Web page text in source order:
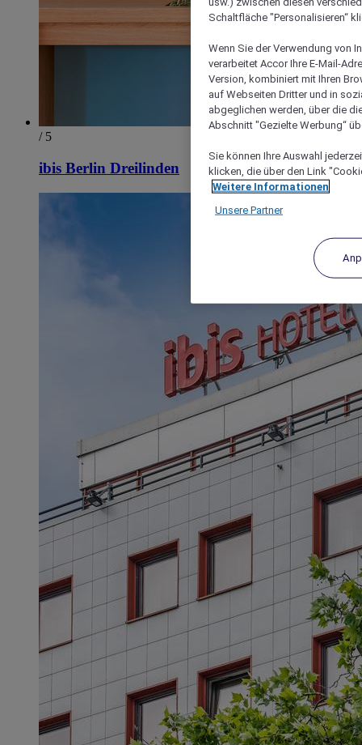
/ 5
ibis Berlin Dreilinden
Schaltfläche "Personalisieren“
Wenn Sie der Verwendung von
verarbeitet Accor Ihre E-Mail-
Version, kombiniert mit Ihren
auf Webseiten Dritter und in
abgeglichen werden, über die
Abschnitt "Gezielte Werbung“
Sie können Ihre Auswahl
klicken, die über den Link
Weitere Informationen
Unsere Partner